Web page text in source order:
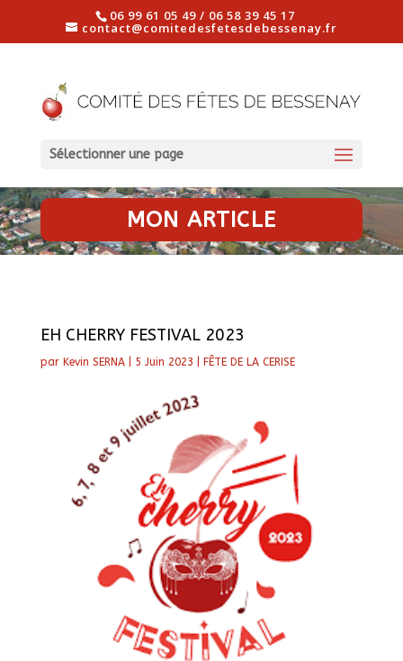
06 99 61 05 49 / 06 58 39 45 17
contact@comitedesfetesdebessenay.fr
Sélectionner une page
MON ARTICLE
EH CHERRY FESTIVAL 2023
par Kevin SERNA| 5 Juin 2023 FÊTE DE LA CERISE